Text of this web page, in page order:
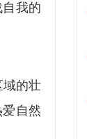
我的
的壮
自然